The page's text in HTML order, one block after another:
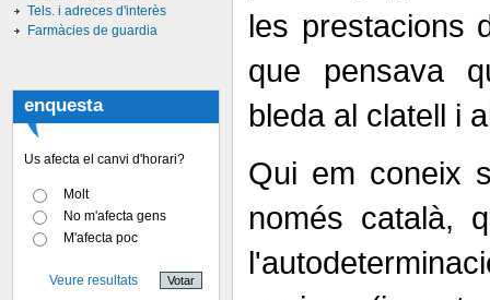
Tels. i adreces d'interès
Farmàcies de guardia
enquesta
Us afecta el canvi d'horari?
Molt
No m'afecta gens
M'afecta poc
Veure resultats
les prestacions
que pensava
bleda al clatell i
Qui em coneix
només català,